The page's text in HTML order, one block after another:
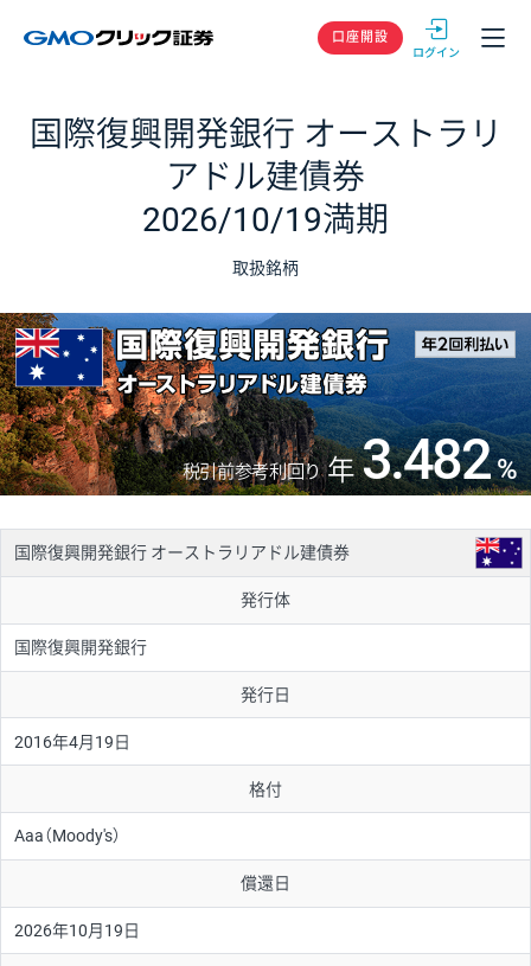
GMOクリック
口座開設
国際復興開発銀行 オーストラリ
アドル建債券
2026/10/19満期
取扱銘柄
税引前参考利回り 年3.482 %
国際復興開発銀行 オーストラリアドル建債券
発行体
国際復興開発銀行
発行日
2016年4月19日
格付
Aaa（Moody's）
償還日
2026年10月19日